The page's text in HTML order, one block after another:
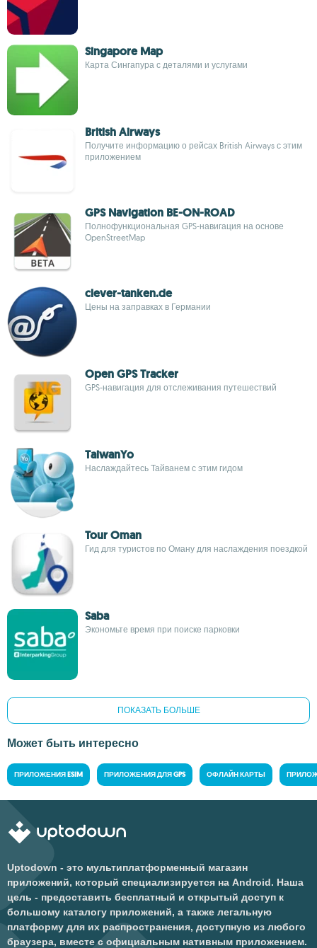
Singapore Map
Карта Сингапура с деталями и услугами
British Airways
Получите информацию о рейсах British Airways с этим
приложением
GPS Navigation BE-ON-ROAD
Полнофункциональная GPS-навигация на основе
OpenStreetMap
clever-tanken.de
Цены на заправках в Германии
Open GPS Tracker
GPS-навигация для отслеживания путешествий
TaiwanYo
Наслаждайтесь Тайванем с этим гидом
Tour Oman
Гид для туристов по Оману для наслаждения поездкой
Saba
Экономьте время при поиске парковки
ПОКАЗАТЬ БОЛЬШЕ
Может быть интересно
ПРИЛОЖЕНИЯ ESIM ПРИЛОЖЕНИЯ ДЛЯ GPS ОФЛАЙН КАРТЫ
Uptodown - это мультиплатформенный магазин
приложений, который специализируется на Android. Наша
цель - предоставить бесплатный и открытый доступ к
большому каталогу приложений, а также легальную
платформу для их распространения, доступную из любого
браузера, вместе с официальным нативным приложением.